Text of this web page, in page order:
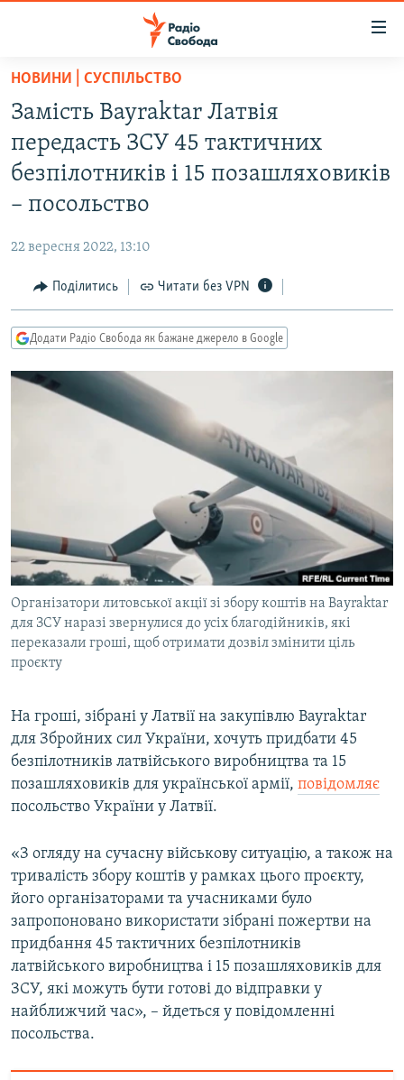
Перейти
основного
матеріалу
Перейти
до
основної
Перейти
пошуку
РАДІО СВОБОДА – 70 РОКІВ
СТАТТІ
СУСПІЛЬСТВО
КУЛЬТУРА
СПОРТ
СВІТ
ДОНБАС.РЕАЛІЇ
КРИМ.РЕАЛІЇ
ТИ ЯК?
КИТАЙ.ВИКЛИКИ
МУЛЬТИМЕДІА
КРИМ РЕАЛІЇ
РУС
УКР
КТАТ
НОВИНИ | СУСПІЛЬСТВО
Замість Bayraktar Латвія
передасть ЗСУ 45 тактичних
безпілотників і 15 позашляховиків
– посольство
22 вересня 2022, 13:10
Поділитись Читати без VPN
Додати Радіо Свобода як бажане джерело в Google
Організатори литовської акції зі збору коштів на Bayraktar
для ЗСУ наразі звернулися до усіх благодійників, які
переказали гроші, щоб отримати дозвіл змінити ціль
проєкту
На гроші, зібрані у Латвії на закупівлю Bayraktar
для Збройних сил України, хочуть придбати 45
безпілотників латвійського виробництва та 15
позашляховиків для української армії, повідомляє
посольство України у Латвії.
«З огляду на сучасну військову ситуацію, а також на
тривалість збору коштів у рамках цього проєкту,
його організаторами та учасниками було
запропоновано використати зібрані пожертви на
придбання 45 тактичних безпілотників
латвійського виробництва і 15 позашляховиків для
ЗСУ, які можуть бути готові до відправки у
найближчий час», – йдеться у повідомленні
посольства.